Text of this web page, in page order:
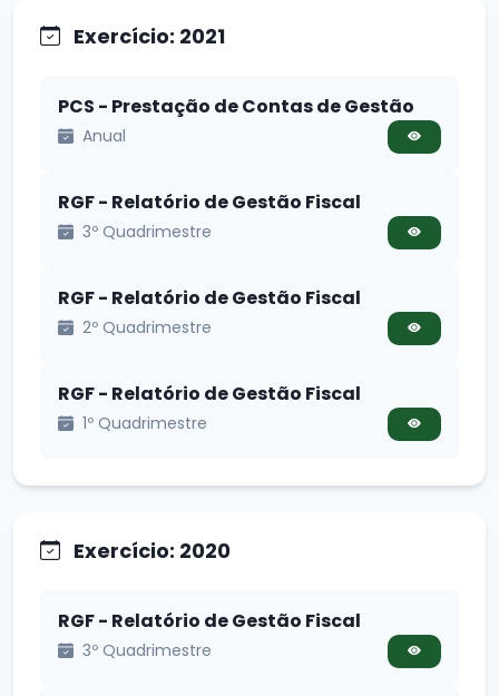
Exercício: 2021
PCS - Prestação de Contas de Gestão
Anual
RGF - Relatório de Gestão Fiscal
3º Quadrimestre
RGF - Relatório de Gestão Fiscal
2º Quadrimestre
RGF - Relatório de Gestão Fiscal
1º Quadrimestre
Exercício: 2020
RGF - Relatório de Gestão Fiscal
3º Quadrimestre